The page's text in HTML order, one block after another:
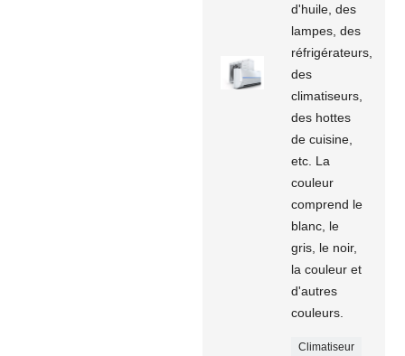
d'huile, des
lampes, des
réfrigérateurs,
des
climatiseurs,
des hottes
de cuisine,
etc. La
couleur
comprend le
blanc, le
gris, le noir,
la couleur et
d'autres
couleurs.
Climatiseur